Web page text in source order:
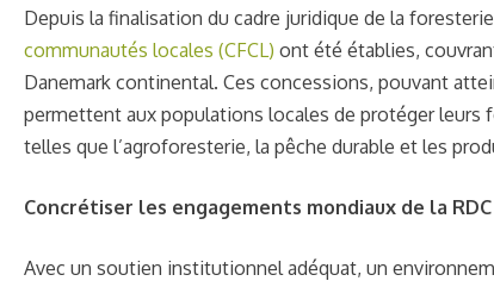
Depuis la finalisation du cadre juridique de la
communautés locales (CFCL) ont été établies,
Danemark continental. Ces concessions, pouvant
permettent aux populations locales de protéger leurs
telles que l’agroforesterie, la pêche durable et les
Concrétiser les engagements mondiaux de la RDC
Avec un soutien institutionnel adéquat, un